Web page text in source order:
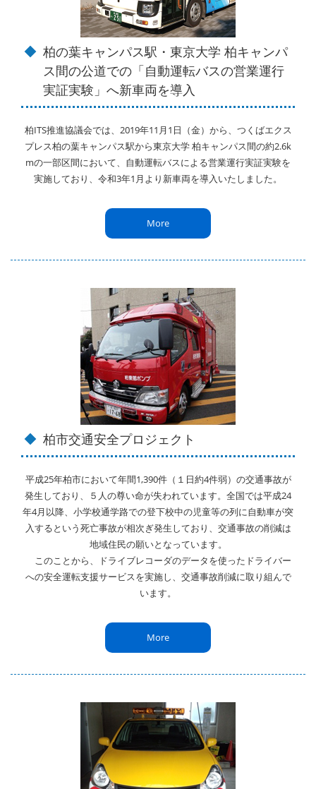
柏の葉キャンパス駅・東京大学 柏キャンパ
ス間の公道での「自動運転バスの営業運行
実証実験」へ新車両を導入
柏ITS推進協議会では、2019年11月1日（金）から、つくばエクス
プレス柏の葉キャンパス駅から東京大学 柏キャンパス間の約2.6k
mの一部区間において、自動運転バスによる営業運行実証実験を
実施しており、令和3年1月より新車両を導入いたしました。
More
柏市交通安全プロジェクト
平成25年柏市において年間1,390件（１日約4件弱）の交通事故が
発生しており、５人の尊い命が失われています。全国では平成24
年4月以降、小学校通学路での登下校中の児童等の列に自動車が突
入するという死亡事故が相次ぎ発生しており、交通事故の削減は
地域住民の願いとなっています。
このことから、ドライブレコーダのデータを使ったドライバー
への安全運転支援サービスを実施し、交通事故削減に取り組んで
います。
More